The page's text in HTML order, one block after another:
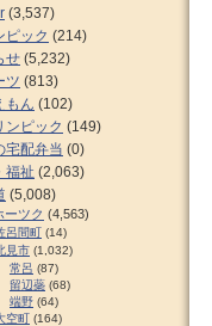
(3,537)
ピック (214)
せ (5,232)
ツ (813)
もん (102)
ンピック (149)
宅配弁当 (0)
福祉 (2,063)
(5,008)
ーツク (4,563)
呂間町 (14)
見市 (1,032)
常呂 (87)
留辺蘂 (68)
端野 (64)
空町 (164)